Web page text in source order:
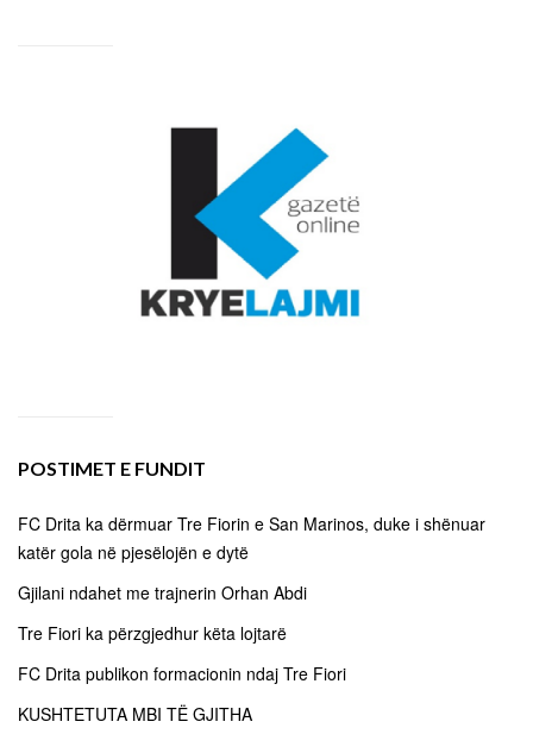
POSTIMET E FUNDIT
FC Drita ka dërmuar Tre Fiorin e San Marinos, duke i shënuar
katër gola në pjesëlojën e dytë
Gjilani ndahet me trajnerin Orhan Abdi
Tre Fiori ka përzgjedhur këta lojtarë
FC Drita publikon formacionin ndaj Tre Fiori
KUSHTETUTA MBI TË GJITHA